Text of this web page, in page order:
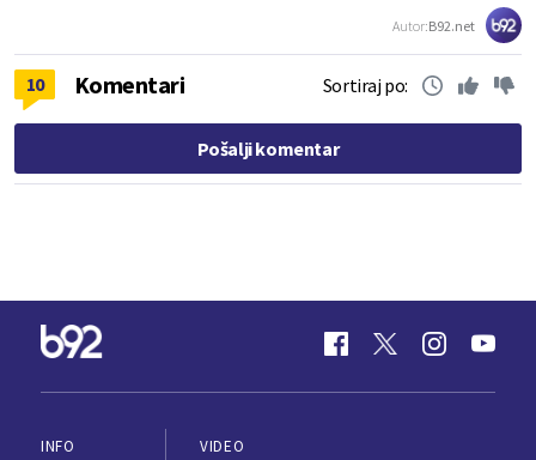
Autor:B92.net
10 Komentari Sortiraj po:
Pošalji komentar
INFO
VIDEO